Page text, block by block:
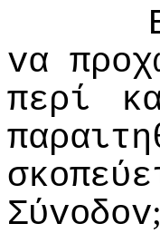
vα
περί
Σύvoδov;